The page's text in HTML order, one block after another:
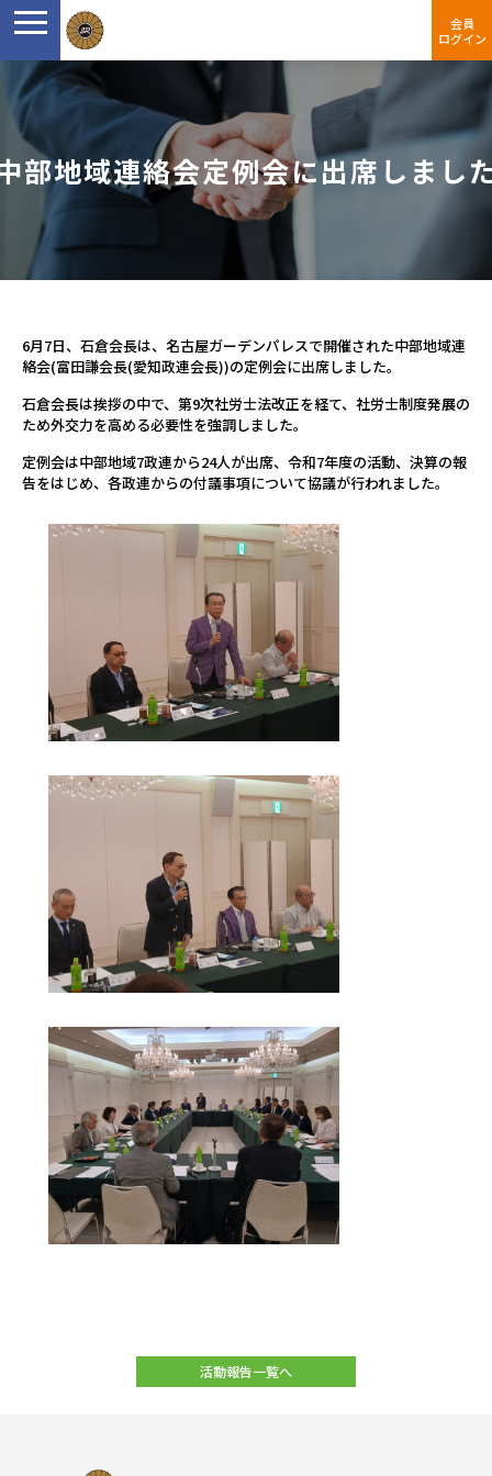
会員
ログイン
部地域連絡会定例会に出席しまし
6月7日、石倉会長は、名古屋ガーデンパレスで開催された中部地域連
絡会(富田謙会長(愛知政連会長))の定例会に出席しました。
石倉会長は挨拶の中で、第9次社労士法改正を経て、社労士制度発展の
ため外交力を高める必要性を強調しました。
定例会は中部地域7政連から24人が出席、令和7年度の活動、決算の報
告をはじめ、各政連からの付議事項について協議が行われました。
活動報告一覧へ